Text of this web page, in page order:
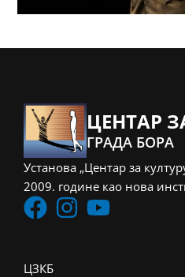
ЦЕНТАР
ГРАДА БОРА
Установа „Центар за
2009. године као нова
ЦЗКБ